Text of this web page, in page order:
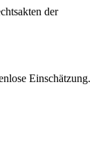
der
Einschätzung.